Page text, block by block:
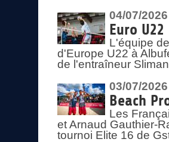
04/07/2026
Euro
L'équipe
d'Europe U22 à
de l'entraîneur
03/07/2026
Beach
Les
et Arnaud Gauthier-
tournoi Elite 16 de